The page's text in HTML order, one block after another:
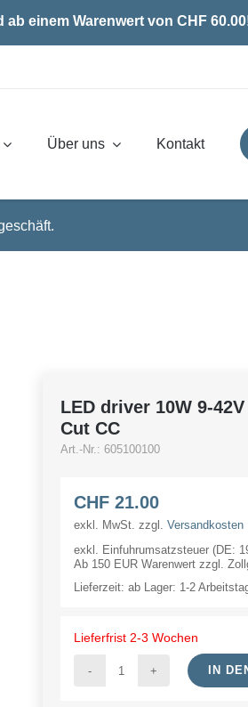
einem Warenwert von CHF
Über uns Kontakt
LED driver 10W 9-
Cut CC
Art.-Nr.: 605100100
CHF21.00
exkl. MwSt. zzgl. Versandkosten
exkl. Einfuhrumsatzsteuer (DE:
Ab 150 EUR Warenwert zzgl.
Lieferzeit: ab Lager: 1-2
Lieferfrist 2-3 Wochen
IN